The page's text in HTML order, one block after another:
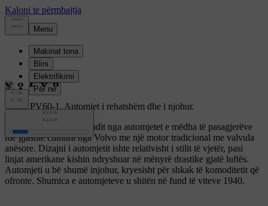
Volvo PV60-1. Automjet i rehatshëm dhe i njohur.
Modeli PV60 ishte i fundit nga automjetet e mëdha të pasagjerëve
me gjashtë cilindra nga Volvo me një motor tradicional me valvula
anësore. Dizajni i automjetit ishte relativisht i stilit të vjetër, pasi
linjat amerikane kishin ndryshuar në mënyrë drastike gjatë luftës.
Automjeti u bë shumë injohur, kryesisht për shkak të komoditetit që
ofronte. Shumica e automjeteve u shitën në fund të viteve 1940.